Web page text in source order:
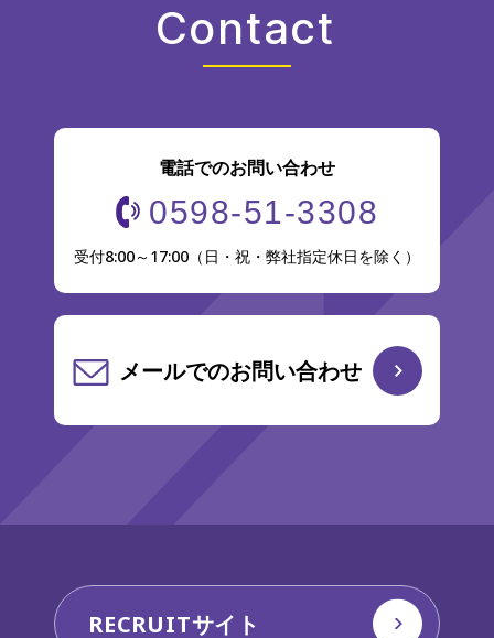
Contact
電話でのお問い合わせ
0598-51-3308
受付8:00～17:00（日・祝・弊社指定休日を除く）
メールでのお問い合わせ
RECRUITサイト